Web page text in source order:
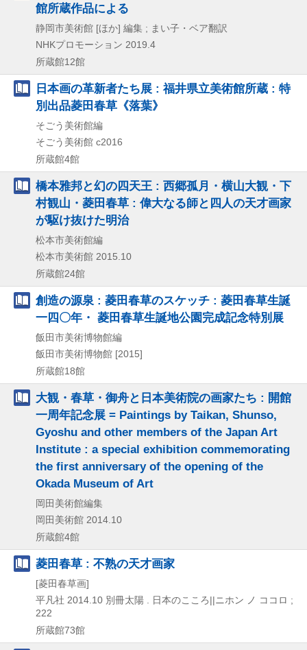
館所蔵作品による
静岡市美術館 [ほか] 編集 ; まい子・ベア翻訳
NHKプロモーション 2019.4
所蔵館12館
日本画の革新者たち展 : 福井県立美術館所蔵 : 特
別出品菱田春草《落葉》
そごう美術館編
そごう美術館 c2016
所蔵館4館
橋本雅邦と幻の四天王 : 西郷孤月・横山大観・下
村観山・菱田春草 : 偉大なる師と四人の天才画家
が駆け抜けた明治
松本市美術館編
松本市美術館 2015.10
所蔵館24館
創造の源泉 : 菱田春草のスケッチ : 菱田春草生誕
一四〇年・ 菱田春草生誕地公園完成記念特別展
飯田市美術博物館編
飯田市美術博物館 [2015]
所蔵館18館
大観・春草・御舟と日本美術院の画家たち : 開館
一周年記念展 = Paintings by Taikan, Shunso,
Gyoshu and other members of the Japan Art
Institute : a special exhibition commemorating
the first anniversary of the opening of the
Okada Museum of Art
岡田美術館編集
岡田美術館 2014.10
所蔵館4館
菱田春草 : 不熟の天才画家
[菱田春草画]
平凡社 2014.10 別冊太陽 . 日本のこころ||ニホン ノ ココロ ;
222
所蔵館73館